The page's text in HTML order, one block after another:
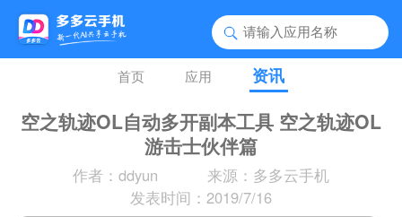
首页 应用 资讯
空之轨迹OL自动多开副本工具 空之轨迹OL
游击士伙伴篇
作者：ddyun
来源：多多云手机
发表时间：2019/7/16